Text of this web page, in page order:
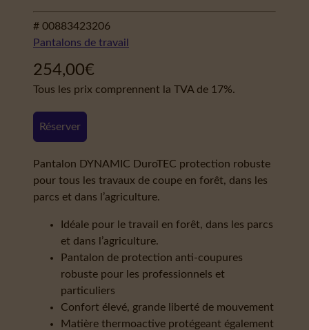
# 00883423206
Pantalons de travail
254,00€
Tous les prix comprennent la TVA de 17%.
Réserver
Pantalon DYNAMIC DuroTEC protection robuste
pour tous les travaux de coupe en forêt, dans les
parcs et dans l’agriculture.
Idéale pour le travail en forêt, dans les parcs
et dans l’agriculture.
Pantalon de protection anti-coupures
robuste pour les professionnels et
particuliers
Confort élevé, grande liberté de mouvement
Matière thermoactive protégeant également